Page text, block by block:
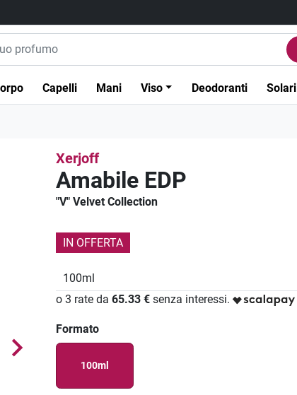
Capelli Mani Viso Deodoranti Solari
Xerjoff
Amabile EDP
"V" Velvet Collection
IN OFFERTA
100ml
o 3 rate da65.33 € senza interessi.
Formato
100ml